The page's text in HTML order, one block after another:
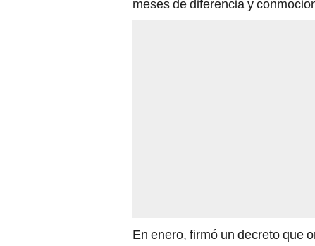
meses de diferencia y
En enero, firmó un decreto que